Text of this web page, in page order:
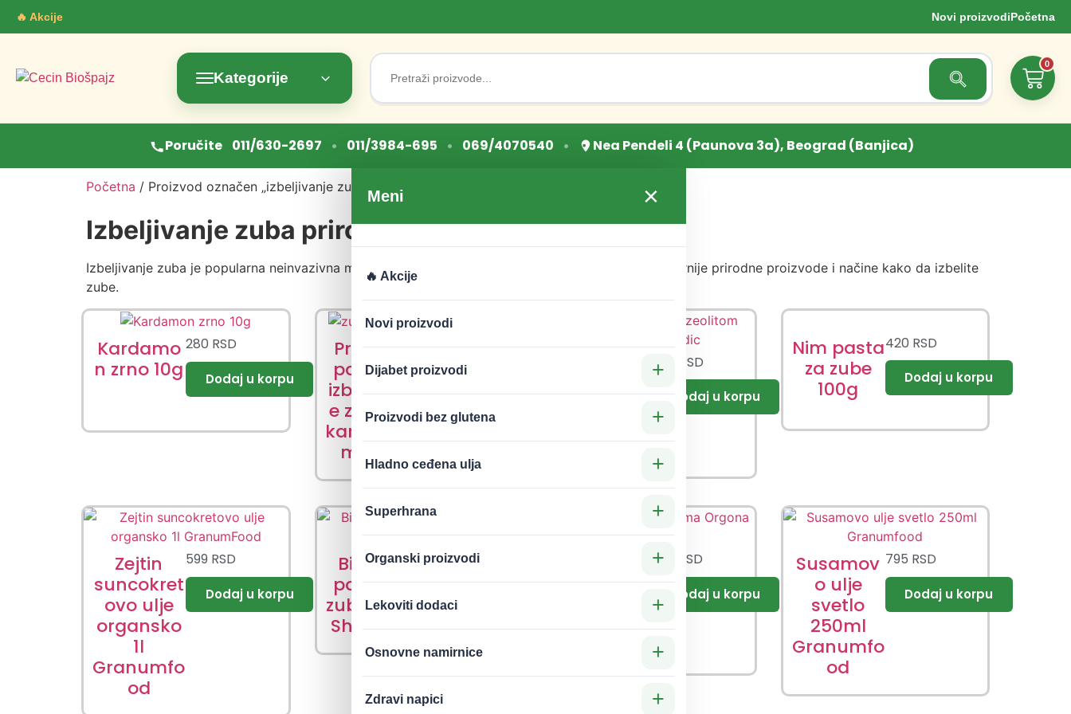
🔥 Akcije Novi proizvodiPočetna
Kategorije
Search
for:
Search Button
0
Poručite 011/630-2697 • 011/3984-695 • 069/4070540 • Nea Pendeli 4 (Paunova 3a), Beograd (Banjica)
Meni ×
🔥 Akcije
Novi proizvodi
Dijabet proizvodi +
Proizvodi bez glutena +
Hladno ceđena ulja +
Superhrana +
Organski proizvodi +
Lekoviti dodaci +
Osnovne namirnice +
Zdravi napici +
Početna / Proizvod označen „izbeljivanje zuba“
Izbeljivanje zuba prirodnim putem
Izbeljivanje zuba je popularna neinvazivna metoda do blistavog osmeha. Donosimo vam najpopularnije prirodne proizvode i načine kako da izbelite
zube.
Kardamo
n zrno 10g
280 RSD
Prirodna
pasta za
izbeljivanj
e zuba sa
karanfiliće
m 100g
420RSD
zube sa
Medic
420 RSD
Nim pasta
za zube
100g
420 RSD
Zejtin
suncokret
ovo ulje
organsko
1l
Granumfo
od
599 RSD
Biodent
pasta za
zube 75ml
Shenemil
670RSD
aluminiju
Orgona
790 RSD
Susamov
o ulje
svetlo
250ml
Granumfo
od
795 RSD